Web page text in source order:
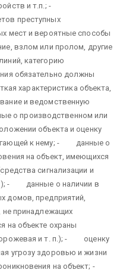
и т.п.; -
преступных
мест и вероятные способы
взлом или пролом, другие
категорию
обязательно должны
характеристика объекта,
и ведомственную
о производственном или
объекта и оценку
к нему; - данные о
на объект, имеющихся
сигнализации и
- данные о наличии в
домов, предприятий,
не принадлежащих
на объекте охраны
и т. п.); - оценку
угрозу здоровью и жизни
на объект; -